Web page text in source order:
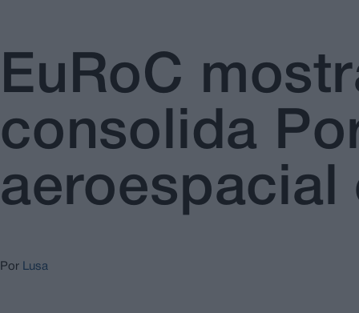
EuRoC
consolida
aeroespacial
Por Lusa